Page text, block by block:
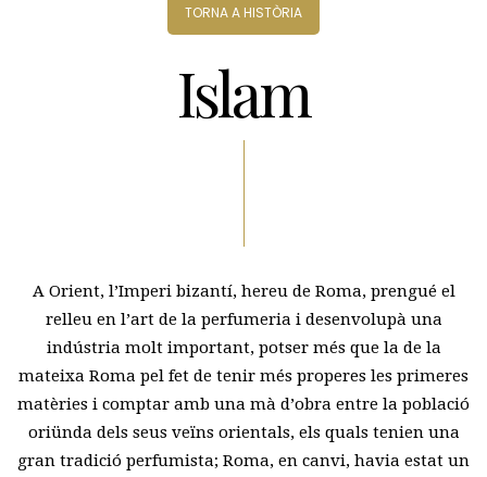
TORNA A HISTÒRIA
Islam
A Orient, l’Imperi bizantí, hereu de Roma, prengué el
relleu en l’art de la perfumeria i desenvolupà una
indústria molt important, potser més que la de la
mateixa Roma pel fet de tenir més properes les primeres
matèries i comptar amb una mà d’obra entre la població
oriünda dels seus veïns orientals, els quals tenien una
gran tradició perfumista; Roma, en canvi, havia estat un